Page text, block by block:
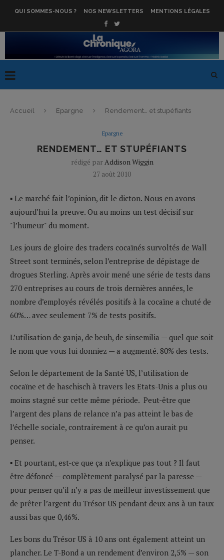
QUI SOMMES-NOUS ? NOS NEWSLETTERS MENTIONS LÉGALES
Accueil Epargne Rendement… et stupéfiants
Epargne
RENDEMENT… ET STUPÉFIANTS
rédigé parAddison Wiggin
27 août 2010
▪ Le marché fait l’opinion, dit le dicton. Nous en avons
aujourd’hui la preuve. Ou au moins un test décisif sur
"l’humeur" du moment.
Les jours de gloire des traders cocaïnés survoltés de Wall
Street sont terminés, selon l’entreprise de dépistage de
drogues Sterling. Après avoir mené une série de tests dans
270 entreprises au cours de trois dernières années, le
nombre d’employés révélés positifs à la cocaïne a chuté de
60%… avec seulement 7% de tests positifs.
L’utilisation de ganja, de beuh, de sinsemilia — quel que soit
le nom que vous lui donniez — a augmenté. 80% des tests.
Selon le département de la Santé US, l’utilisation de
cocaïne et de haschisch à travers les Etats-Unis a plus ou
moins stagné sur cette même période. Peut-être que
l’argent des plans de relance n’a pas atteint le bas de
l’échelle sociale, contrairement à ce qu’on aurait pu
penser.
▪ Et pourtant, est-ce que ça n’explique pas tout ? Il faut
être défoncé — complètement paralysé par la paresse —
pour penser qu’il n’y a pas de meilleur investissement que
de prêter l’argent du Trésor US pendant deux ans à un taux
aussi bas que 0,46%.
Les bons du Trésor US à 10 ans ont également atteint un
plancher. Le T-Bond a un rendement d’environ 2,5% — son